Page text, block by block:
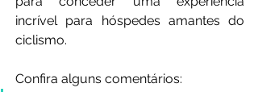
incrível para hóspedes amantes do
ciclismo.
Confira alguns comentários: